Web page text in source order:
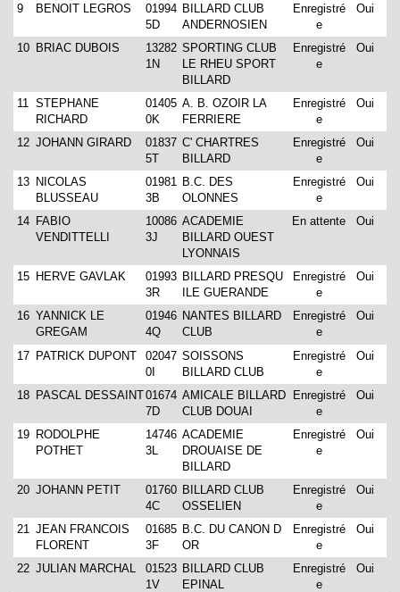
9 BENOIT LEGROS
01994
5D
BILLARD CLUB
ANDERNOSIEN
Enregistré
e
Oui
10 BRIAC DUBOIS
13282
1N
SPORTING CLUB
LE RHEU SPORT
BILLARD
Enregistré
e
Oui
11
STEPHANE
RICHARD
01405
0K
A. B. OZOIR LA
FERRIERE
Enregistré
e
Oui
12 JOHANN GIRARD
01837
5T
C' CHARTRES
BILLARD
Enregistré
e
Oui
13 NICOLAS
BLUSSEAU
01981
3B
B.C. DES
OLONNES
Enregistré
e
Oui
14 FABIO
VENDITTELLI
10086
3J
ACADEMIE
BILLARD OUEST
LYONNAIS
En attente Oui
15 HERVE GAVLAK
01993
3R
BILLARD PRESQU
ILE GUERANDE
Enregistré
e
Oui
16 YANNICK LE
GREGAM
01946
4Q
NANTES BILLARD
CLUB
Enregistré
e
Oui
17 PATRICK DUPONT
02047
0I
SOISSONS
BILLARD CLUB
Enregistré
e
Oui
18 PASCAL DESSAINT01674
7D
AMICALE BILLARD
CLUB DOUAI
Enregistré
e
Oui
19 RODOLPHE
POTHET
14746
3L
ACADEMIE
DROUAISE DE
BILLARD
Enregistré
e
Oui
20 JOHANN PETIT
01760
4C
BILLARD CLUB
OSSELIEN
Enregistré
e
Oui
21
JEAN FRANCOIS
FLORENT
01685
3F
B.C. DU CANON D
OR
Enregistré
e
Oui
22 JULIAN MARCHAL
01523
1V
BILLARD CLUB
EPINAL
Enregistré
e
Oui